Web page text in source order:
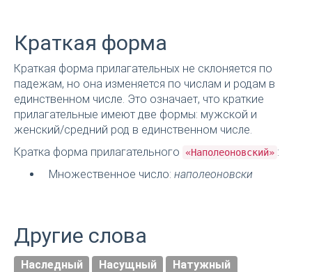
Краткая форма
Краткая форма прилагательных не склоняется по
падежам, но она изменяется по числам и родам в
единственном числе. Это означает, что краткие
прилагательные имеют две формы: мужской и
женский/средний род в единственном числе.
Кратка форма прилагательного
«Наполеоновский» :
Множественное число: наполеоновски
Другие слова
Наследный Насущный Натужный